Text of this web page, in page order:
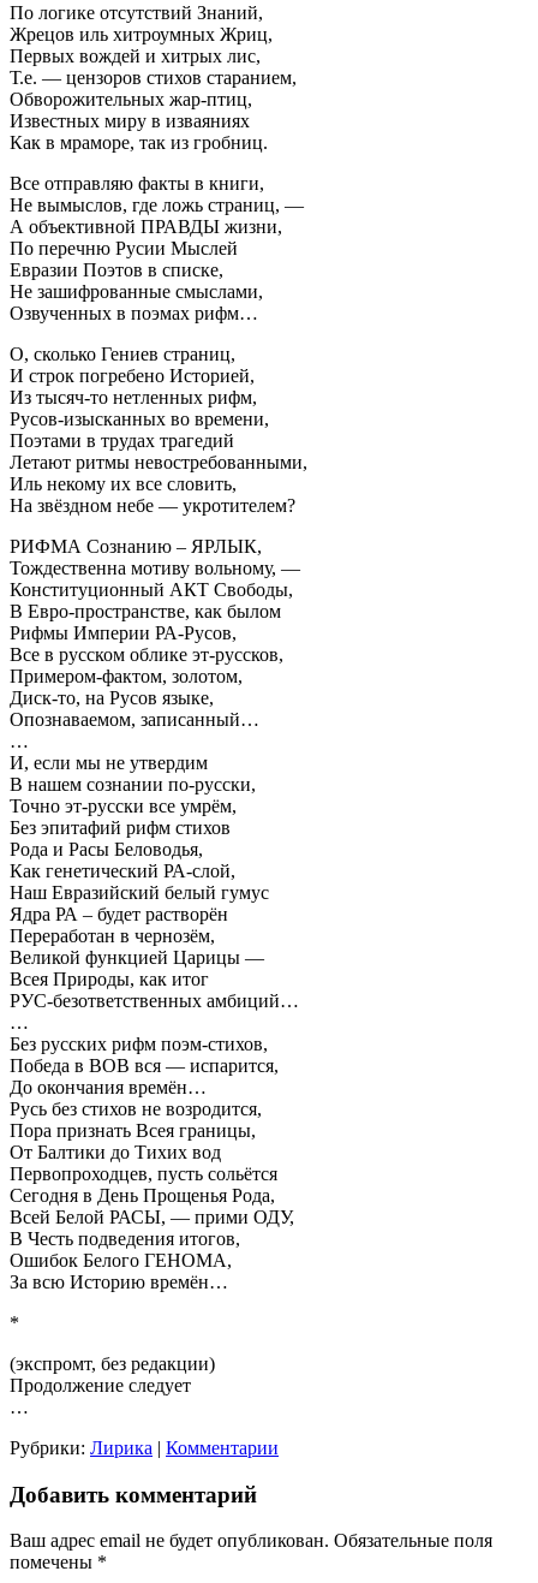
По логике отсутствий Знаний,
Жрецов иль хитроумных Жриц,
Первых вождей и хитрых лис,
Т.е. — цензоров стихов старанием,
Обворожительных жар-птиц,
Известных миру в изваяниях
Как в мраморе, так из гробниц.
Все отправляю факты в книги,
Не вымыслов, где ложь страниц, —
А объективной ПРАВДЫ жизни,
По перечню Русии Мыслей
Евразии Поэтов в списке,
Не зашифрованные смыслами,
Озвученных в поэмах рифм…
О, сколько Гениев страниц,
И строк погребено Историей,
Из тысяч-то нетленных рифм,
Русов-изысканных во времени,
Поэтами в трудах трагедий
Летают ритмы невостребованными,
Иль некому их все словить,
На звёздном небе — укротителем?
РИФМА Сознанию – ЯРЛЫК,
Тождественна мотиву вольному, —
Конституционный АКТ Свободы,
В Евро-пространстве, как былом
Рифмы Империи РА-Русов,
Все в русском облике эт-руссков,
Примером-фактом, золотом,
Диск-то, на Русов языке,
Опознаваемом, записанный…
…
И, если мы не утвердим
В нашем сознании по-русски,
Точно эт-русски все умрём,
Без эпитафий рифм стихов
Рода и Расы Беловодья,
Как генетический РА-слой,
Наш Евразийский белый гумус
Ядра РА – будет растворён
Переработан в чернозём,
Великой функцией Царицы —
Всея Природы, как итог
РУС-безответственных амбиций…
…
Без русских рифм поэм-стихов,
Победа в ВОВ вся — испарится,
До окончания времён…
Русь без стихов не возродится,
Пора признать Всея границы,
От Балтики до Тихих вод
Первопроходцев, пусть сольётся
Сегодня в День Прощенья Рода,
Всей Белой РАСЫ, — прими ОДУ,
В Честь подведения итогов,
Ошибок Белого ГЕНОМА,
За всю Историю времён…
*
(экспромт, без редакции)
Продолжение следует
…
Рубрики: Лирика | Комментарии
Добавить комментарий
Ваш адрес email не будет опубликован. Обязательные поля
помечены *